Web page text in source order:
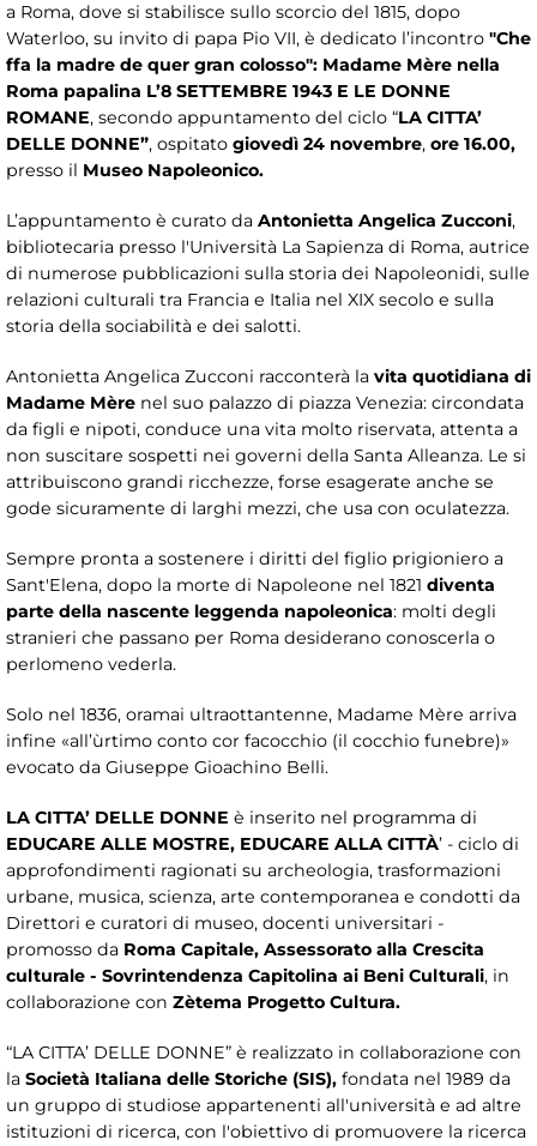
a Roma, dove si stabilisce sullo scorcio del 1815, dopo
Waterloo, su invito di papa Pio VII, è dedicato l’incontro "Che
ffa la madre de quer gran colosso": Madame Mère nella
Roma papalina L’8 SETTEMBRE 1943 E LE DONNE
ROMANE, secondo appuntamento del ciclo “LA CITTA’
DELLE DONNE”, ospitato giovedì 24 novembre, ore 16.00,
presso il Museo Napoleonico.
L’appuntamento è curato da Antonietta Angelica Zucconi,
bibliotecaria presso l'Università La Sapienza di Roma, autrice
di numerose pubblicazioni sulla storia dei Napoleonidi, sulle
relazioni culturali tra Francia e Italia nel XIX secolo e sulla
storia della sociabilità e dei salotti.
Antonietta Angelica Zucconi racconterà la vita quotidiana di
Madame Mère nel suo palazzo di piazza Venezia: circondata
da figli e nipoti, conduce una vita molto riservata, attenta a
non suscitare sospetti nei governi della Santa Alleanza. Le si
attribuiscono grandi ricchezze, forse esagerate anche se
gode sicuramente di larghi mezzi, che usa con oculatezza.
Sempre pronta a sostenere i diritti del figlio prigioniero a
Sant'Elena, dopo la morte di Napoleone nel 1821 diventa
parte della nascente leggenda napoleonica: molti degli
stranieri che passano per Roma desiderano conoscerla o
perlomeno vederla.
Solo nel 1836, oramai ultraottantenne, Madame Mère arriva
infine «all’ùrtimo conto cor facocchio (il cocchio funebre)»
evocato da Giuseppe Gioachino Belli.
LA CITTA’ DELLE DONNE è inserito nel programma di
EDUCARE ALLE MOSTRE, EDUCARE ALLA CITTÀ’ - ciclo di
approfondimenti ragionati su archeologia, trasformazioni
urbane, musica, scienza, arte contemporanea e condotti da
Direttori e curatori di museo, docenti universitari -
promosso da Roma Capitale, Assessorato alla Crescita
culturale - Sovrintendenza Capitolina ai Beni Culturali, in
collaborazione con Zètema Progetto Cultura.
“LA CITTA’ DELLE DONNE” è realizzato in collaborazione con
la Società Italiana delle Storiche (SIS), fondata nel 1989 da
un gruppo di studiose appartenenti all'università e ad altre
istituzioni di ricerca, con l'obiettivo di promuovere la ricerca